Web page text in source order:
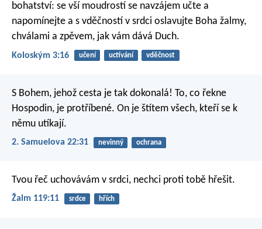
bohatství: se vší moudrostí se navzájem učte a
napomínejte a s vděčností v srdci oslavujte Boha žalmy,
chválami a zpěvem, jak vám dává Duch.
Koloským 3:16 učení uctívání vděčnost
S Bohem, jehož cesta je tak dokonalá! To, co řekne
Hospodin, je protříbené. On je štítem všech, kteří se k
němu utíkají.
2. Samuelova 22:31 nevinný ochrana
Tvou řeč uchovávám v srdci, nechci proti tobě hřešit.
Žalm 119:11 srdce hřích